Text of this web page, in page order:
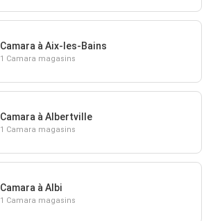
Camara à Aix-les-Bains
1 Camara magasins
Camara à Albertville
1 Camara magasins
Camara à Albi
1 Camara magasins